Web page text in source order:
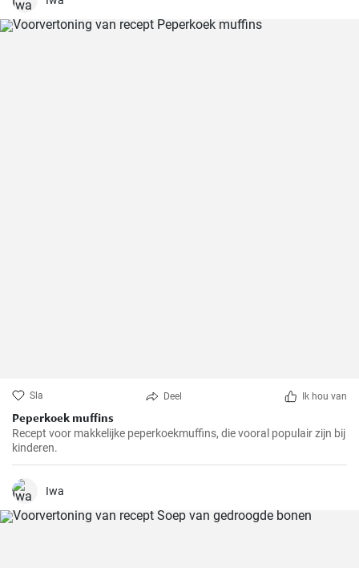
Sla Deel Ik hou van
Peperkoek muffins
Recept voor makkelijke peperkoekmuffins, die vooral populair zijn bij
kinderen.
Iwa